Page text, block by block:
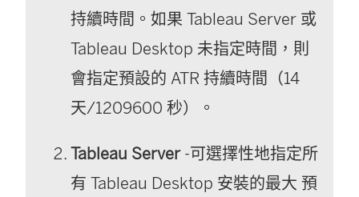
持續時間。如果 Tableau Server 或
Tableau Desktop 未指定時間，則
會指定預設的 ATR 持續時間（14
天/1209600 秒）。
Tableau Server-可選擇性地指定所
有 Tableau Desktop 安裝的最大 預